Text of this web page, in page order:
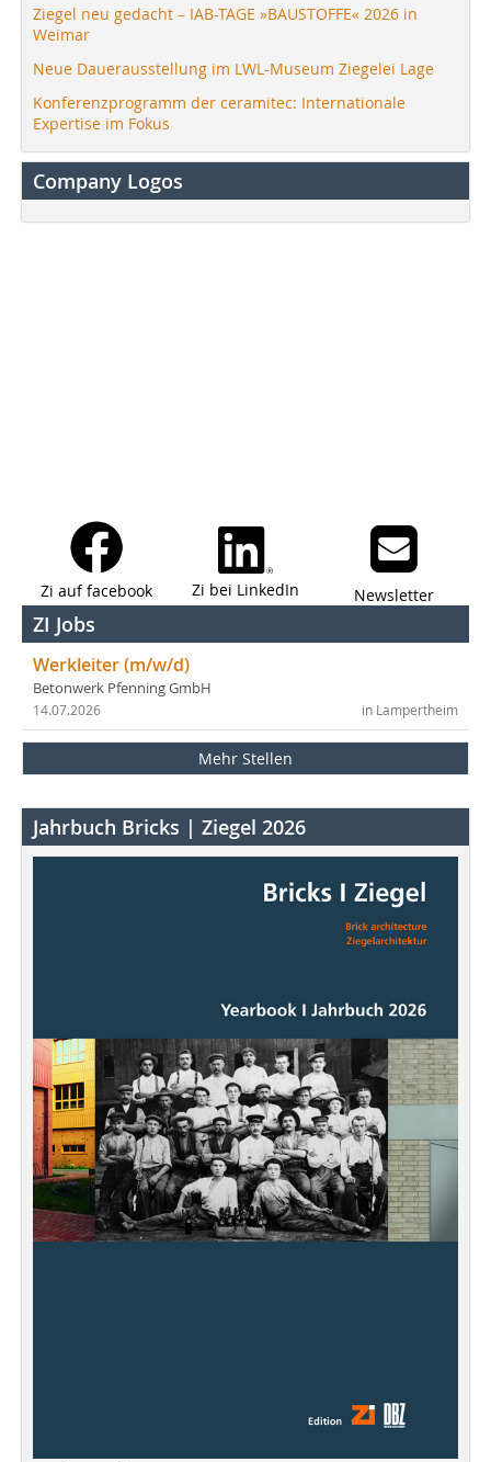
Ziegel neu gedacht – IAB-TAGE »BAUSTOFFE« 2026 in
Weimar
Neue Dauerausstellung im LWL-Museum Ziegelei Lage
Konferenzprogramm der ceramitec: Internationale
Expertise im Fokus
Company Logos
Zi auf facebook Zi bei LinkedIn Newsletter
ZI Jobs
Werkleiter (m/w/d)
Betonwerk Pfenning GmbH
in Lampertheim
14.07.2026
Mehr Stellen
Jahrbuch Bricks | Ziegel 2026